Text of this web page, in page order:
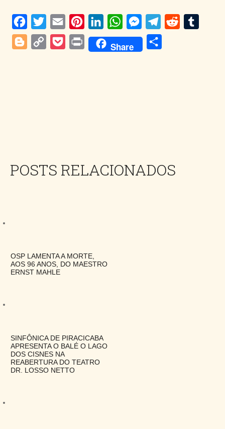
Facebook
Twitter Email PinterestLinkedInWhatsAppMessengerTelegram
Reddit
BloggerCopy
PocketPrint Share
POSTS RELACIONADOS
OSP LAMENTA A MORTE,
AOS 96 ANOS, DO MAESTRO
ERNST MAHLE
SINFÔNICA DE PIRACICABA
APRESENTA O BALÉ O LAGO
DOS CISNES NA
REABERTURA DO TEATRO
DR. LOSSO NETTO